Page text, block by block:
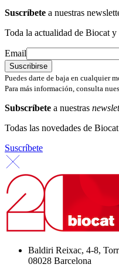
Suscríbete a nuestras
Toda la actualidad de Biocat y
Email
Puedes darte de baja en cualquier
Para más información, consulta
Subscríbete a nuestras
Todas las novedades de
Suscríbete
Baldiri Reixac, 4-8,
08028 Barcelona